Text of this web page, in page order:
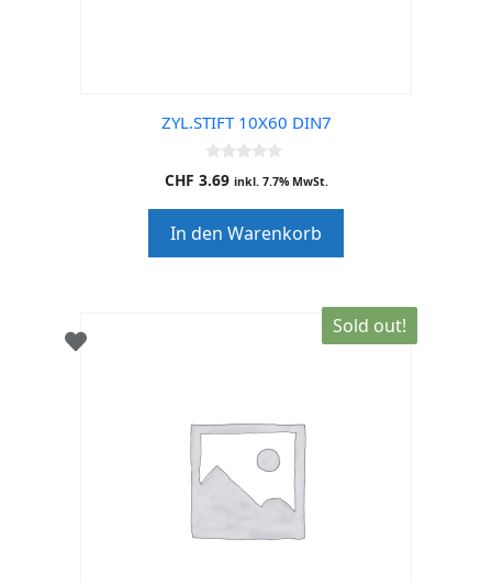
ZYL.STIFT 10X60 DIN7
0
o
o
f
5
CHF 3.69 inkl. 7.7% MwSt.
In den Warenkorb
Sold out!